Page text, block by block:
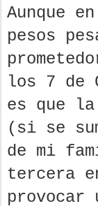
Aunque
pesos
los 7 de
es que
(si se
de mi
tercera
provocar